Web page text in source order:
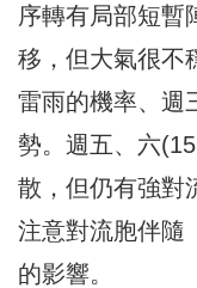
序轉有局部短暫
移，但大氣很不
雷雨的機率、週
勢。週五、六
散，但仍有強對
注意對流胞伴隨
的影響。